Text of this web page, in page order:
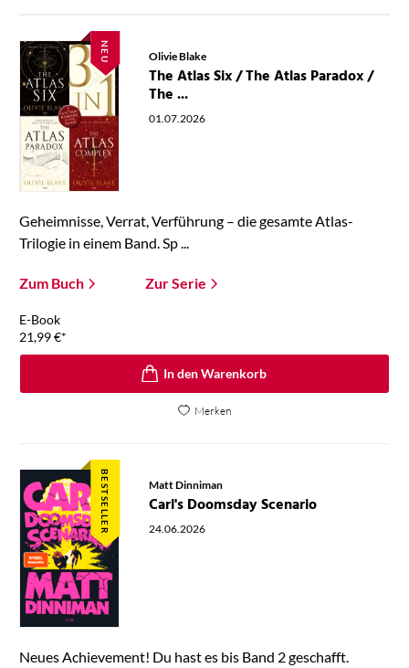
NEU Olivie Blake
The Atlas Six / The Atlas Paradox /
The ...
01.07.2026
Geheimnisse, Verrat, Verführung – die gesamte Atlas-
Trilogie in einem Band. Sp ...
Zum Buch Zur Serie
E-Book
21,99€*
In den Warenkorb
Merken
BESTSELLER Matt Dinniman
Carl's Doomsday Scenario
24.06.2026
Neues Achievement! Du hast es bis Band 2 geschafft.